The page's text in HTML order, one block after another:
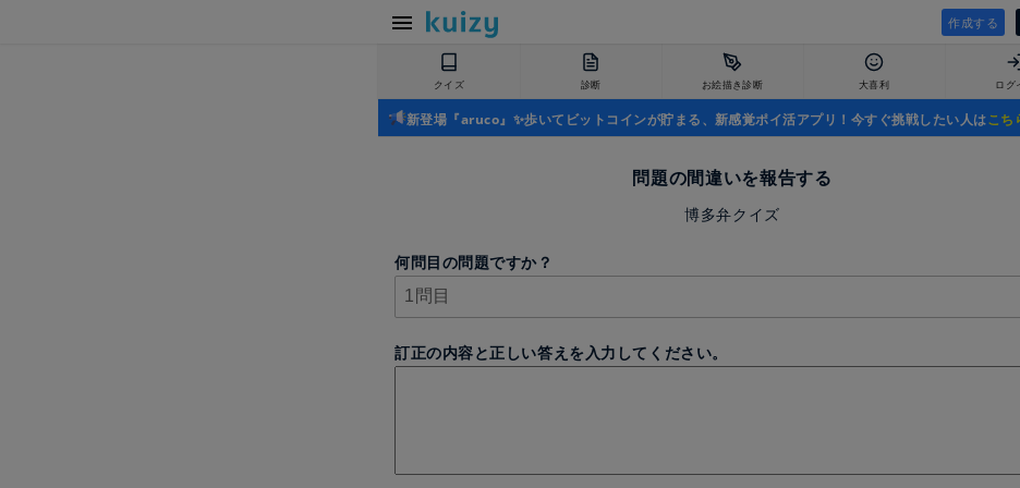
作成する
クイズ 診断 お絵描き診断 大喜利 ログ
新登場『aruco』✨歩いてビットコインが貯まる、新感覚ポイ活アプリ！今すぐ挑戦したい人はこち
問題の間違いを報告する
博多弁クイズ
何問目の問題ですか？
訂正の内容と正しい答えを入力してください。